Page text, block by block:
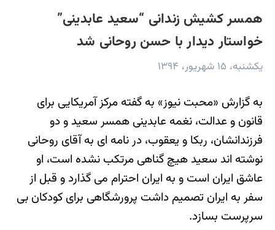
همسر کشیش زندانی “سعید عابدینی”
خواستار دیدار با حسن روحانی شد
یکشنبه، ۱۵ شهریور، ۱۳۹۴
به گزارش «محبت نیوز» به گفته مرکز آمریکایی برای
قانون و عدالت، نغمه عابدینی همسر سعید و دو
فرزندانشان، ربکا و یعقوب، در نامه ای به آقای روحانی
نوشته اند سعید هیچ گناهی مرتکب نشده است، او
عاشق ایران است و به ایران احترام می گذارد و قبل از
سفر به ایران تصمیم داشت پرورشگاهی برای کودکان بی
سرپرست بسازد.